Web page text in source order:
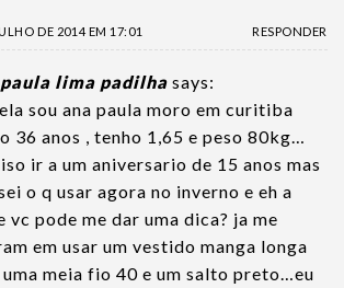
DE 2014 EM 17:01 RESPONDER
lima padilha says:
sou ana paula moro em curitiba
36 anos , tenho 1,65 e peso 80kg…
ir a um aniversario de 15 anos mas
o q usar agora no inverno e eh a
vc pode me dar uma dica? ja me
em usar um vestido manga longa
meia fio 40 e um salto preto…eu